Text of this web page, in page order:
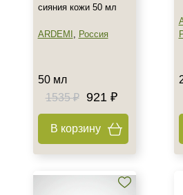
Любой возраст
Любой возраст (от 18 лет)
Действие
Моделирование
Показать еще
сияния кожи 50 мл
ARDEMI , Россия
50 мл
1535 ₽
921 ₽
В корзину